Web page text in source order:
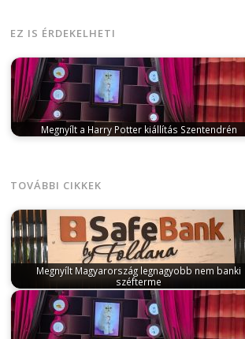
EZ IS ÉRDEKELHETI
Megnyílt a Harry Potter kiállítás Szentendrén
TOVÁBBI CIKKEK
Megnyílt Magyarország legnagyobb nem banki
széfterme
július 2, 2025A Foldana Pénzügyi Zrt.
üzemeltetésében ünnepélyesen megnyílt
Magyarország második legnagyobb…